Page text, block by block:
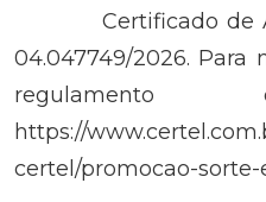
Certificado de
04.047749/2026. Para
regulamento
https://
certel/promocao-sorte-